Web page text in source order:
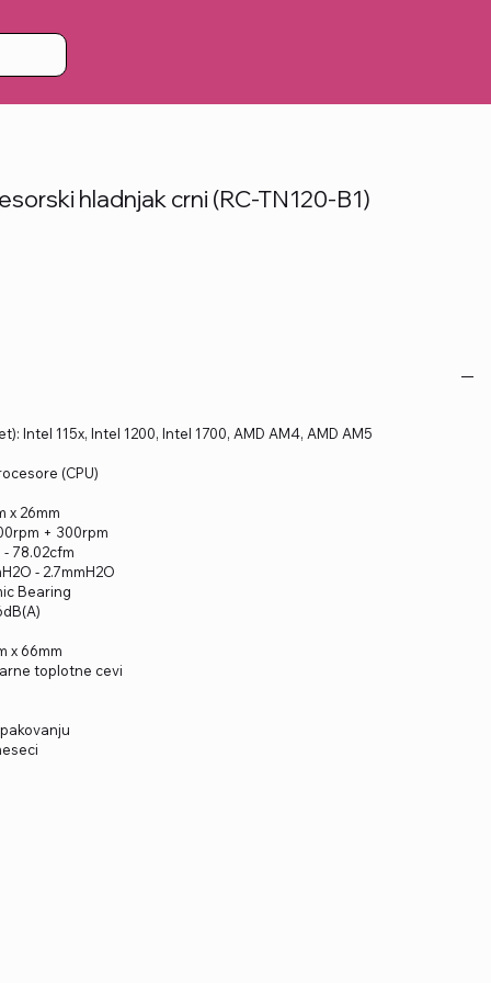
hladnjak crni (RC-TN120-B1)
Intel 115x, Intel 1200, Intel 1700, AMD AM4, AMD AM5
(CPU)
x 26mm
+ 300rpm
78.02cfm
- 2.7mmH2O
Bearing
x 66mm
toplotne cevi